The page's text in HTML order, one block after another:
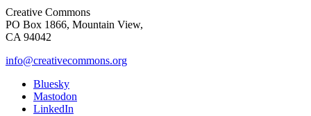
Creative Commons
PO Box 1866, Mountain View,
CA 94042
info@creativecommons.org
Bluesky
Mastodon
LinkedIn